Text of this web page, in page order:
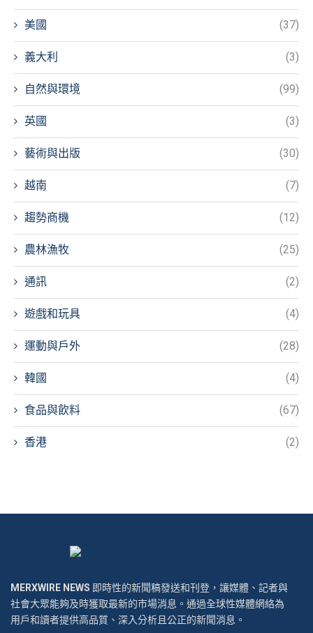
美國 (37)
義大利 (3)
自然與環境 (99)
英國 (3)
藝術與出版 (30)
越南 (7)
趨勢商機 (12)
農林漁牧 (25)
通訊 (2)
遊戲和玩具 (4)
運動與戶外 (28)
韓國 (4)
食品與飲料 (67)
香港 (2)
MERXWIRE NEWS 即時性的新聞稿發送和刊登，讓媒體、記者與
社會大眾能夠及時獲取最新的市場消息。通過全球性媒體網絡為
用戶和讀者提供高品質、深入分析且公正的新聞消息。